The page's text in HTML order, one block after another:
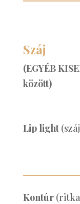
Száj
(EGYÉB
között)
Lip light
Kontúr(ritka